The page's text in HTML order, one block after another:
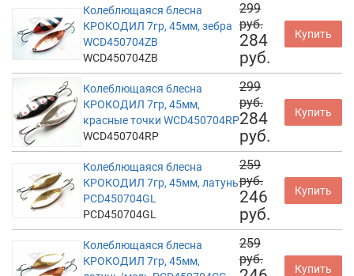
Колеблющаяся блесна
КРОКОДИЛ 7гр, 45мм, зебра
WCD450704ZB
WCD450704ZB
299
руб.
284
руб.
Купить
Колеблющаяся блесна
КРОКОДИЛ 7гр, 45мм,
красные точки WCD450704RP
WCD450704RP
299
руб.
284
руб.
Купить
Колеблющаяся блесна
КРОКОДИЛ 7гр, 45мм, латунь
PCD450704GL
PCD450704GL
259
руб.
246
руб.
Купить
Колеблющаяся блесна
КРОКОДИЛ 7гр, 45мм,
259
руб.
Купить